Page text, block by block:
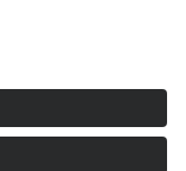
LEBEN